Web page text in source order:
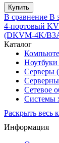
В сравнение В
4-портовый
(DKVM-4K/
Каталог
Серверы
Сетевое
Системы
Раскрыть весь
Информация